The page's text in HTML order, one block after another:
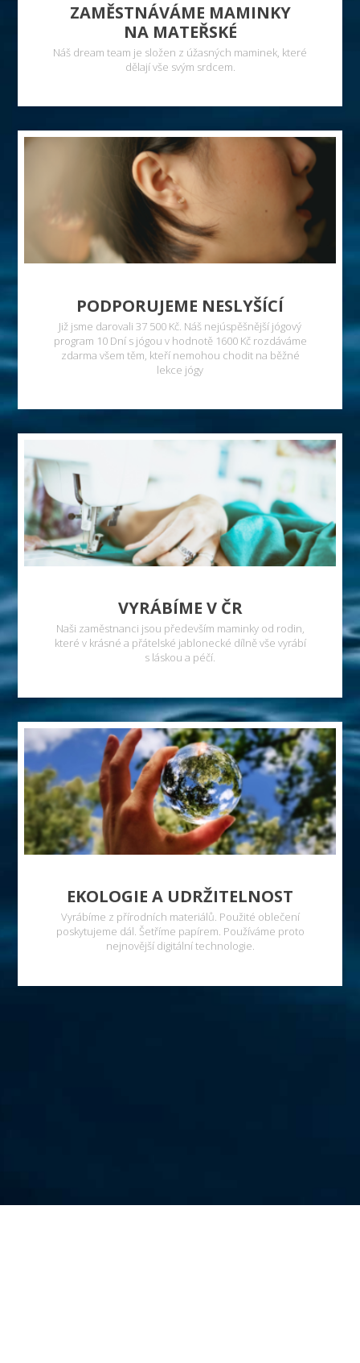
ZAMĚSTNÁVÁME MAMINKY
NA MATEŘSKÉ
Náš dream team je složen z úžasných maminek, které
dělají vše svým srdcem.
PODPORUJEME NESLYŠÍCÍ
Již jsme darovali 37 500 Kč. Náš nejúspěšnější jógový
program 10 Dní s jógou v hodnotě 1600 Kč rozdáváme
zdarma všem těm, kteří nemohou chodit na běžné
lekce jógy
VYRÁBÍME V ČR
Naši zaměstnanci jsou především maminky od rodin,
které v krásné a přátelské jablonecké dílně vše vyrábí
s láskou a péčí.
EKOLOGIE A UDRŽITELNOST
Vyrábíme z přírodních materiálů. Použité oblečení
poskytujeme dál. Šetříme papírem. Používáme proto
nejnovější digitální technologie.